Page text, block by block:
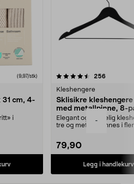
-
(9,97/stk)
cm, 4-
i
256
Kleshengere
Sklisikre
med metallpinne, 8-
Elegant og skikkelig
tre og metall – finnes i
79,90
Legg i handlekurv
4.5av 5 stjerner